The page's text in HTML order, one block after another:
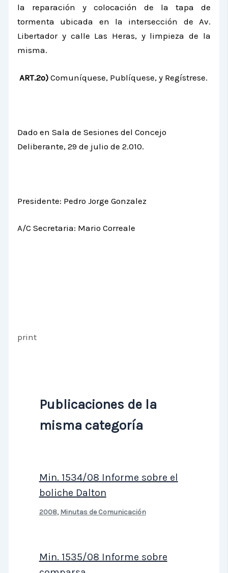
la reparación y colocación de la tapa de
tormenta ubicada en la intersección de Av.
Libertador y calle Las Heras, y limpieza de la
misma.
ART.2º) Comuníquese, Publíquese, y Regístrese.
Dado en Sala de Sesiones del Concejo
Deliberante, 29 de julio de 2.010.
Presidente: Pedro Jorge Gonzalez
A/C Secretaria: Mario Correale
print
Publicaciones de la
misma categoría
Min. 1534/08 Informe sobre el
boliche Dalton
2008, Minutas de Comunicación
Min. 1535/08 Informe sobre